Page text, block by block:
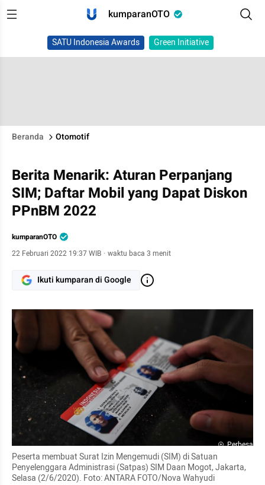
kumparanOTO
SATU Indonesia Awards Green Initiative
Beranda Otomotif
Berita Menarik: Aturan Perpanjang
SIM; Daftar Mobil yang Dapat Diskon
PPnBM 2022
kumparanOTO
22 Februari 2022 19:37 WIB · waktu baca 3 menit
Ikuti kumparan di Google
Perbesar
Peserta membuat Surat Izin Mengemudi (SIM) di Satuan
Penyelenggara Administrasi (Satpas) SIM Daan Mogot, Jakarta,
Selasa (2/6/2020). Foto: ANTARA FOTO/Nova Wahyudi